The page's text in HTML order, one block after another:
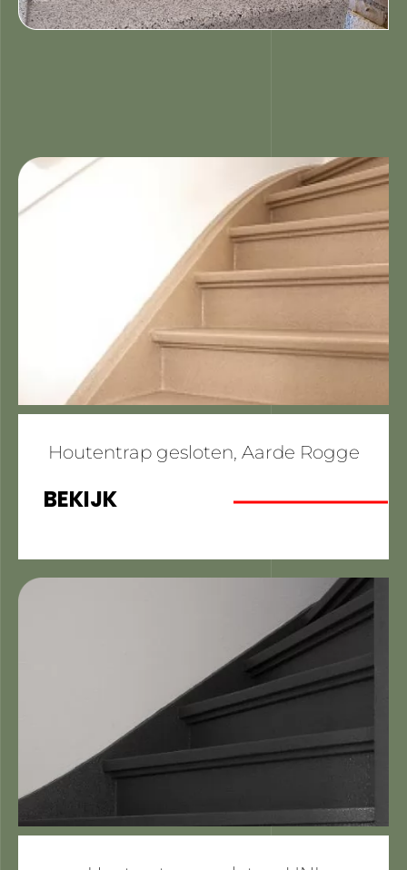
Houtentrap gesloten, Aarde Rogge
BEKIJK